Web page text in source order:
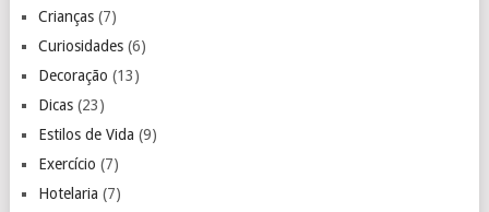
Crianças(7)
Curiosidades(6)
Decoração (13)
Dicas(23)
Estilos de Vida (9)
Exercício (7)
Hotelaria (7)